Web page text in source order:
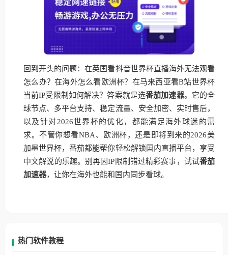
回到开头的问题：在英国看抖音世界杯直播海外无法观看
怎么办？在海外怎么看欧洲杯？在马来西亚看B站世界杯
当前IP受限制如何解决？答案就是选番茄加速器。它的全
球节点、多平台支持、稳定流量、安全加密、实时售后，
以及针对2026世界杯的优化，都能满足海外球迷的需
求。不管你想看NBA、欧洲杯，还是即将到来的2026美
加墨世界杯，番茄都能帮你轻松解锁国内直播平台，享受
中文解说的乐趣。别再因IP限制错过精彩赛事，试试番茄
加速器，让你在海外也能和国内同步看球。
热门软件教程